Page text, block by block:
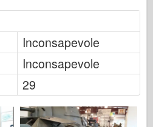
Inconsapevole
Inconsapevole
29